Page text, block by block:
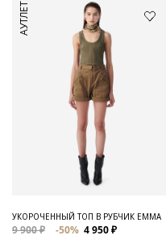
АУТЛЕТ
УКОРОЧЕННЫЙ ТОП В РУБЧИК EMMA
9 900 ₽ -50% 4 950 ₽